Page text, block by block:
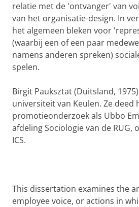
relatie met de 'ontvanger' van
van het organisatie-design. In
het algemeen bleken voor
(waarbij een of een paar
namens anderen spreken)
spelen.
Birgit Pauksztat (Duitsland,
universiteit van Keulen. Ze deed
promotieonderzoek als Ubbo
afdeling Sociologie van de RUG,
ICS.
This dissertation examines the
employee voice, or actions in